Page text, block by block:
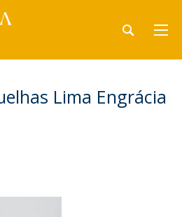
Lima Engrácia